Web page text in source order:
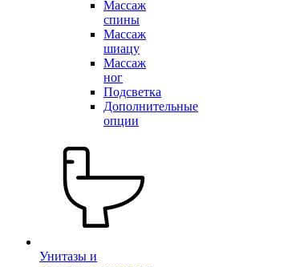
Массаж
спины
Массаж
шиацу
Массаж
ног
Подсветка
Дополнительные
опции
Унитазы и